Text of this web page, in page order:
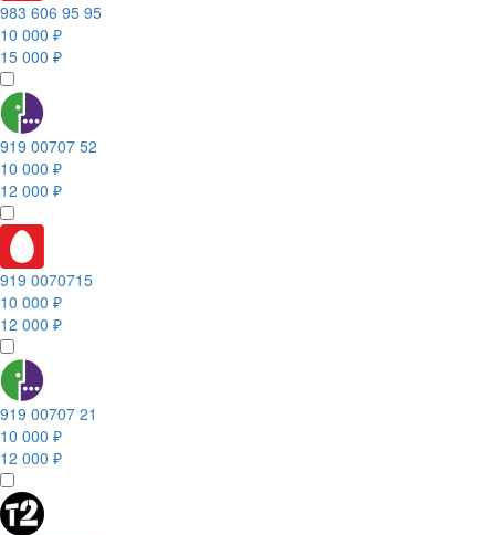
983 606 95 95
10 000 ₽
15 000 ₽
919 00707 52
10 000 ₽
12 000 ₽
919 0070715
10 000 ₽
12 000 ₽
919 00707 21
10 000 ₽
12 000 ₽